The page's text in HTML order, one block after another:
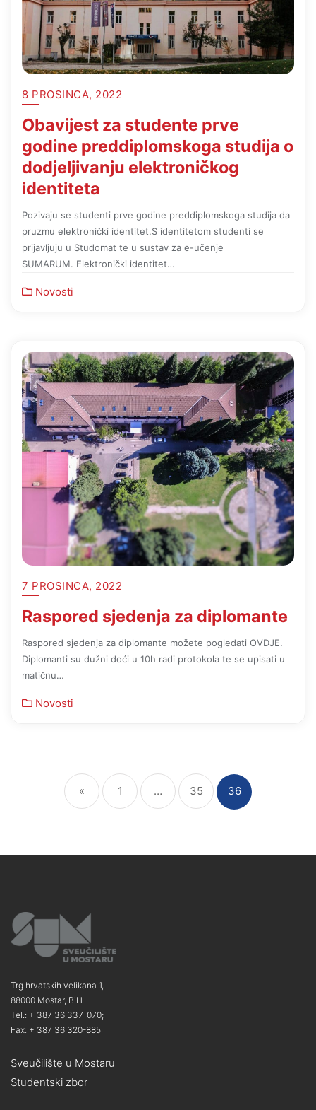
8 PROSINCA, 2022
Obavijest za studente prve
godine preddiplomskoga studija o
dodjeljivanju elektroničkog
identiteta
Pozivaju se studenti prve godine preddiplomskoga studija da
pruzmu elektronički identitet.S identitetom studenti se
prijavljuju u Studomat te u sustav za e-učenje
SUMARUM. Elektronički identitet…
Novosti
7 PROSINCA, 2022
Raspored sjedenja za diplomante
Raspored sjedenja za diplomante možete pogledati OVDJE.
Diplomanti su dužni doći u 10h radi protokola te se upisati u
matičnu…
Novosti
« 1 … 35 36
Trg hrvatskih velikana 1,
88000 Mostar, BiH
Tel.: + 387 36 337-070;
Fax: + 387 36 320-885
Sveučilište u Mostaru
Studentski zbor